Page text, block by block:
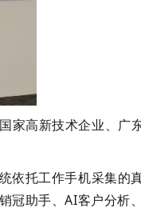
家高新技术企业、广
依托工作手机采集的
销冠助手、AI客户分析